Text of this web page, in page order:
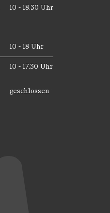
10 - 18.30 Uhr
10 - 18 Uhr
10 - 17.30 Uhr
geschlossen